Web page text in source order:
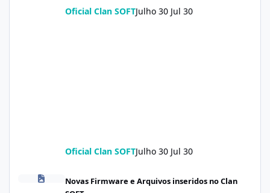
Oficial Clan SOFTJulho 30 Jul 30
Oficial Clan SOFTJulho 30 Jul 30
Redmi Turbo 5 (klee) ENG Firmware Engineering Rom
Novas Firmware e Arquivos inseridos no Clan